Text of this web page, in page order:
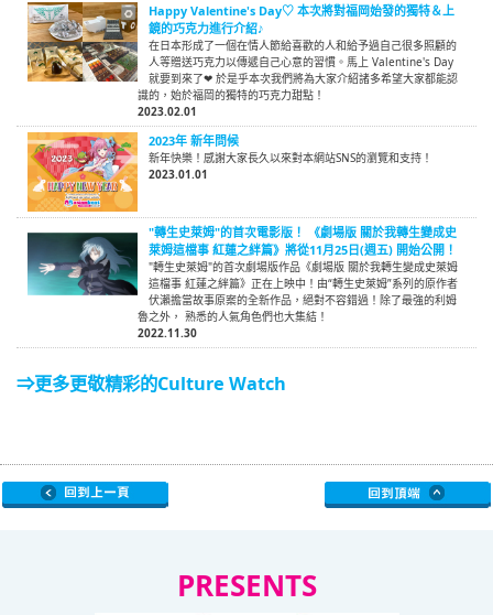
Happy Valentine's Day♡ 本次將對福岡始發的獨特＆上
鏡的巧克力進行介紹♪
在日本形成了一個在情人節給喜歡的人和給予過自己很多照顧的
人等贈送巧克力以傳遞自己心意的習慣。馬上 Valentine's Day
就要到來了❤ 於是乎本次我們將為大家介紹諸多希望大家都能認
識的，始於福岡的獨特的巧克力甜點！
2023.02.01
2023年 新年問候
新年快樂！感謝大家長久以來對本網站SNS的瀏覽和支持！
2023.01.01
"轉生史萊姆"的首次電影版！ 《劇場版 關於我轉生變成史
萊姆這檔事 紅蓮之絆篇》將從11月25日(週五) 開始公開！
"轉生史萊姆"的首次劇場版作品《劇場版 關於我轉生變成史萊姆
這檔事 紅蓮之絆篇》正在上映中！由“轉生史萊姆”系列的原作者
伏瀨擔當故事原案的全新作品，絕對不容錯過！除了最強的利姆
魯之外， 熟悉的人氣角色們也大集結！
2022.11.30
⇒更多更敬精彩的Culture Watch
PRESENTS